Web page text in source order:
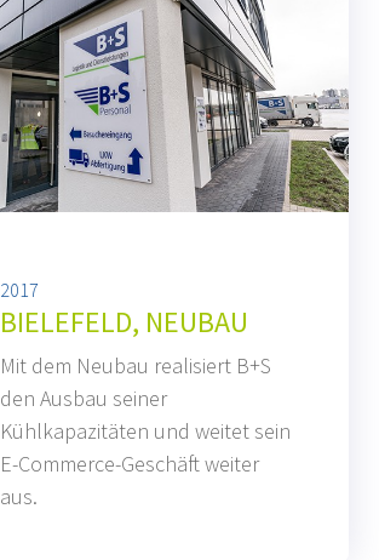
2017
BIELEFELD, NEUBAU
Mit dem Neubau realisiert B+S
den Ausbau seiner
Kühlkapazitäten und weitet sein
E-Commerce-Geschäft weiter
aus.